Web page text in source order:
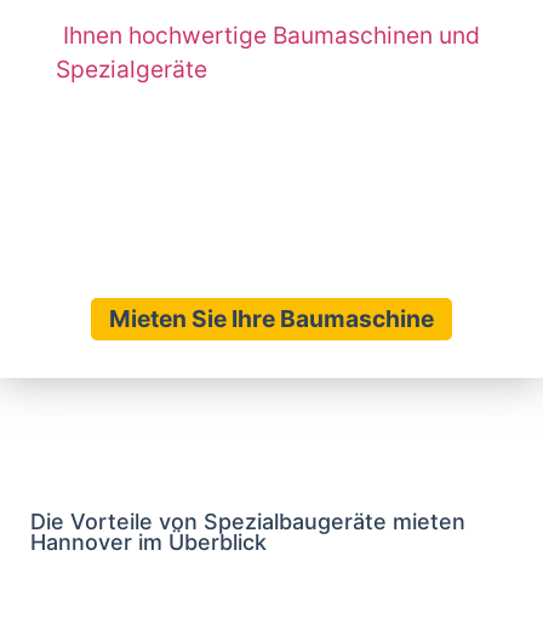
Ihnen hochwertige Baumaschinen und
Spezialgeräte
Mieten Sie Ihre Baumaschine
Die Vorteile von Spezialbaugeräte mieten
Hannover im Überblick